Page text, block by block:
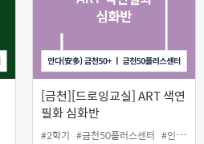
#원데이클래스
[금천][드로잉교실] ART 색연
필화 심화반
#2학기 #금천50플러스센터 #인생설계